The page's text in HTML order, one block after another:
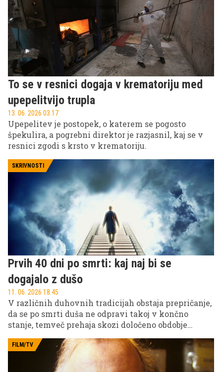
To se v resnici dogaja v krematoriju med
upepelitvijo trupla
13. 06. 2026 03.17
Upepelitev je postopek, o katerem se pogosto
špekulira, a pogrebni direktor je razjasnil, kaj se v
resnici zgodi s krsto v krematoriju.
SKRIVNOSTI
Prvih 40 dni po smrti: kaj naj bi se
dogajalo z dušo
11. 06. 2026 18.45
V različnih duhovnih tradicijah obstaja prepričanje,
da se po smrti duša ne odpravi takoj v končno
stanje, temveč prehaja skozi določeno obdobje
dni, ko naj bi se odvijal pomemben proces.
FILM/TV